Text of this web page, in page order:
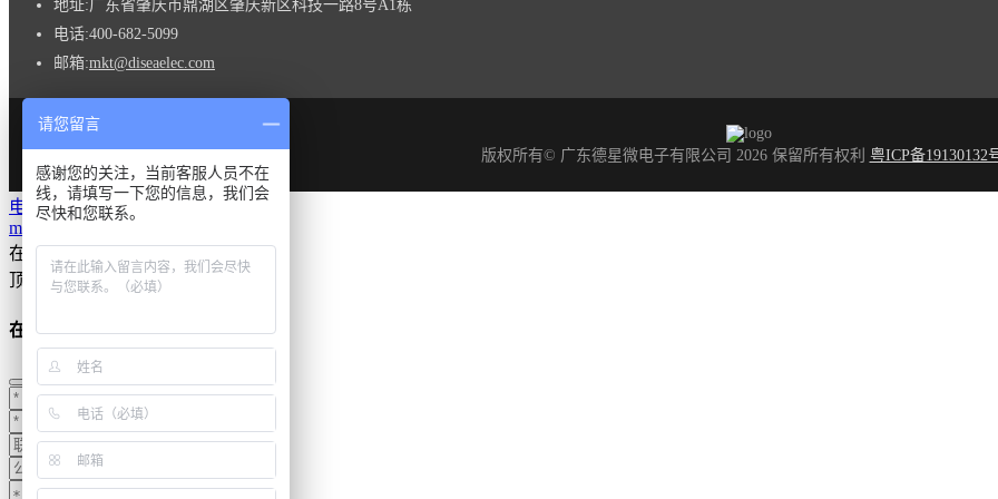
地址:广东省肇庆市鼎湖区肇庆新区科技一路8号A1栋
电话:400-682-5099
邮箱:mkt@diseaelec.com
版权所有© 广东德星微电子有限公司 2026 保留所有权利 粤ICP备19130132
电子邮件
mkt@diseaelec.com
在线询盘
顶部
在线留言
请您留言
感谢您的关注，当前客服人员不在
线，请填写一下您的信息，我们会
尽快和您联系。